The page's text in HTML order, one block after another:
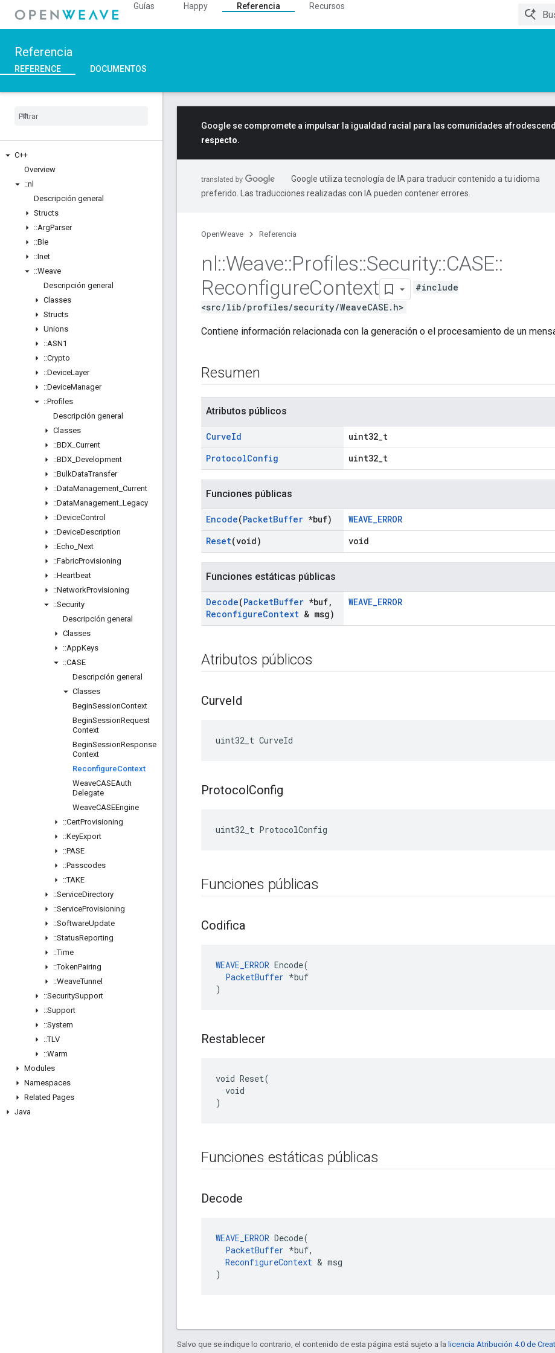
Guías Happy Referencia
Recursos
Referencia
REFERENCE DOCUMENTOS
C++
Overview
::nl
Descripción general
Structs
::ArgParser
::Ble
::Inet
::Weave
Descripción general
Classes
Structs
Unions
::ASN1
::Crypto
::DeviceLayer
::DeviceManager
::Profiles
Descripción general
Classes
::BDX Current
::BDX Development
::BulkDataTransfer
::DataManagement Current
::DataManagement Legacy
::DeviceControl
::DeviceDescription
::Echo Next
::FabricProvisioning
::Heartbeat
::NetworkProvisioning
::Security
Descripción general
Classes
::AppKeys
::CASE
Descripción general
Classes
BeginSessionContext
BeginSessionRequest
Context
BeginSessionResponse
Context
ReconfigureContext
WeaveCASEAuth
Delegate
WeaveCASEEngine
::CertProvisioning
::KeyExport
::PASE
::Passcodes
::TAKE
::ServiceDirectory
::ServiceProvisioning
::SoftwareUpdate
::StatusReporting
::Time
::TokenPairing
::WeaveTunnel
::SecuritySupport
::Support
::System
::TLV
::Warm
Modules
Namespaces
Related Pages
Java
Google se compromete a impulsar la igualdad racial para las comunidades
respecto.
Google utiliza tecnología de IA para traducir contenido a tu idioma
preferido. Las traducciones realizadas con IA pueden contener errores.
OpenWeave Referencia
nl::Weave::Profiles::Security::CASE::
ReconfigureContext
#include
<src/lib/profiles/security/WeaveCASE.h>
Contiene información relacionada con la generación o el procesamiento de un
Resumen
Atributos públicos
CurveId
uint32_t
ProtocolConfig uint32_t
Funciones públicas
Encode(PacketBuffer *buf)
WEAVE_ERROR
Reset(void) void
Funciones estáticas públicas
Decode(PacketBuffer *buf,
ReconfigureContext & msg)
WEAVE_ERROR
Atributos públicos
CurveId
uint32_t CurveId
ProtocolConfig
uint32_t ProtocolConfig
Funciones públicas
Codifica
WEAVE_ERROR Encode(
PacketBuffer *buf
)
Restablecer
void Reset(
  void
)
Funciones estáticas públicas
Decode
WEAVE_ERROR Decode(
PacketBuffer *buf,
ReconfigureContext & msg
)
Salvo que se indique lo contrario, el contenido de esta página está sujeto a la licencia Atribución 4.0 de